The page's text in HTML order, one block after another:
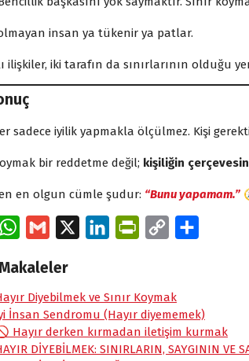
olmayan insan ya tükenir ya patlar.
ilişkiler, iki tarafın da sınırlarının olduğu
sadece iyilik yapmakla ölçülmez. Kişi
bir reddetme değil; kişiliğin
en olgun cümle şudur: “Bunu yapamam.”
W
a
t
s
A
a
i
l
k
e
d
n
t
F
y
L
i
e
Diyebilmek ve Sınır Koymak
İnsan Sendromu (Hayır diyememek)
Hayır derken kırmadan iletişim kurmak
DİYEBİLMEK: SINIRLARIN, SAYGININ VE